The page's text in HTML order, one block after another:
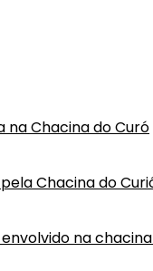
na Chacina do Curó
Chacina do
na